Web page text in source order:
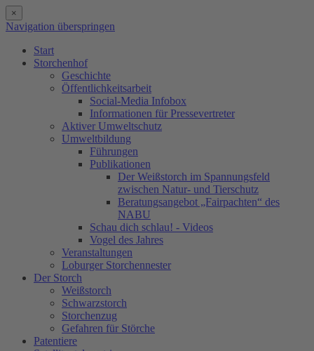
×
Navigation überspringen
Start
Storchenhof
Geschichte
Öffentlichkeitsarbeit
Social-Media Infobox
Informationen für Pressevertreter
Aktiver Umweltschutz
Umweltbildung
Führungen
Publikationen
Der Weißstorch im Spannungsfeld
zwischen Natur- und Tierschutz
Beratungsangebot „Fairpachten“ des
NABU
Schau dich schlau! - Videos
Vogel des Jahres
Veranstaltungen
Loburger Storchennester
Der Storch
Weißstorch
Schwarzstorch
Storchenzug
Gefahren für Störche
Patentiere